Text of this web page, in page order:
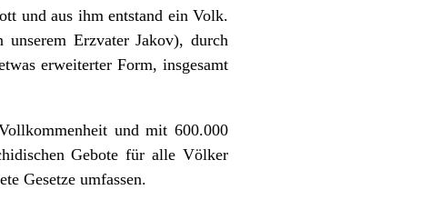
und aus ihm entstand ein Volk.
Erzvater Jakov), durch
erweiterter Form, insgesamt
und mit 600.000
Gebote für alle Völker
Gesetze umfassen.